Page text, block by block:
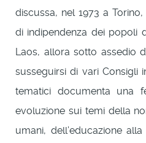
discussa, nel 1973 a
di indipendenza dei popoli
Laos, allora sotto assedio
susseguirsi di vari Consigli
tematici documenta una
evoluzione sui temi della
umani, dell’educazione